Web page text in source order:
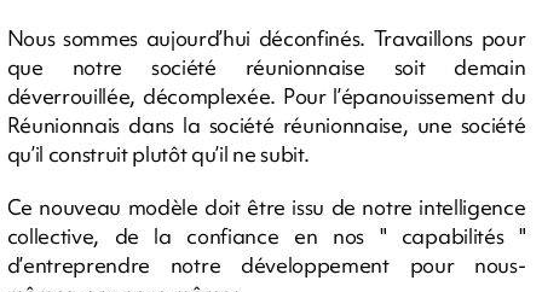
Nous sommes aujourd’hui déconfinés. Travaillons pour
que notre société réunionnaise soit demain
déverrouillée, décomplexée. Pour l’épanouissement du
Réunionnais dans la société réunionnaise, une société
qu’il construit plutôt qu’il ne subit.
Ce nouveau modèle doit être issu de notre intelligence
collective, de la confiance en nos " capabilités "
d’entreprendre notre développement pour nous-